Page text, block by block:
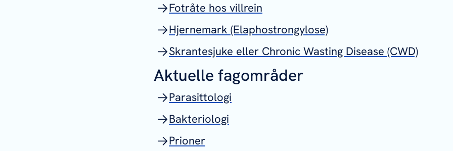
Fotråte hos villrein
Hjernemark (Elaphostrongylose)
Skrantesjuke eller Chronic Wasting Disease (CWD)
Aktuelle fagområder
Parasittologi
Bakteriologi
Prioner